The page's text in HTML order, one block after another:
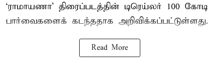
‘ராமாயணா’ திரைப்படத்தின் டிரெய்லர் 100 கோடி
பார்வைகளைக் கடந்ததாக அறிவிக்கப்பட்டுள்ளது.
Read More